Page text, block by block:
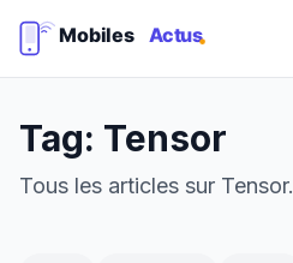
Tag: Tensor
Tous les articles sur Tensor.